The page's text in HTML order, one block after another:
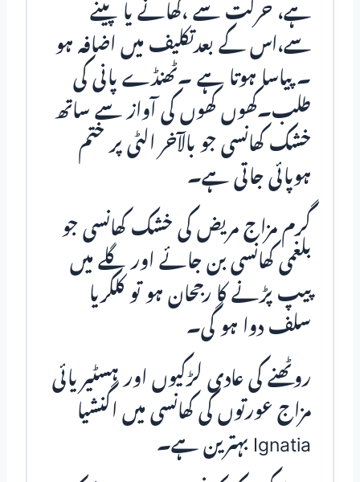
ہے، حرکت سے ،کھانے یا پینے
سے،اس کے بعدتکلیف میں اضافہ ہو
۔ پیاسا ہوتا ہے ۔ٹھنڈے پانی کی
طلب۔کھوں کھوں کی آواز سے ساتھ
خشک کھانسی جو بالآخر الٹی پر ختم
ہوپائی جاتی ہے۔
گرم مزاج مریض کی خشک کھانسی جو
بلغمی کھانسی بن جائے اور گلے میں
پیپ پڑنے کا رجحان ہو تو کلکریا
سلف دوا ہو گی۔
روٹھنے کی عادی لڑکیوں اور ہسٹیریائی
مزاج عورتوں کی کھانسی میں اگنشیا
Ignatia بہترین ہے۔